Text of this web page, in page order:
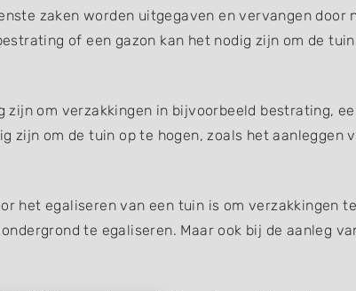
zaken worden uitgegaven en vervangen
of een gazon kan het nodig zijn om de
zijn om verzakkingen in bijvoorbeeld bestrating,
zijn om de tuin op te hogen, zoals het
het egaliseren van een tuin is om verzakkingen
te egaliseren. Maar ook bij de aanleg